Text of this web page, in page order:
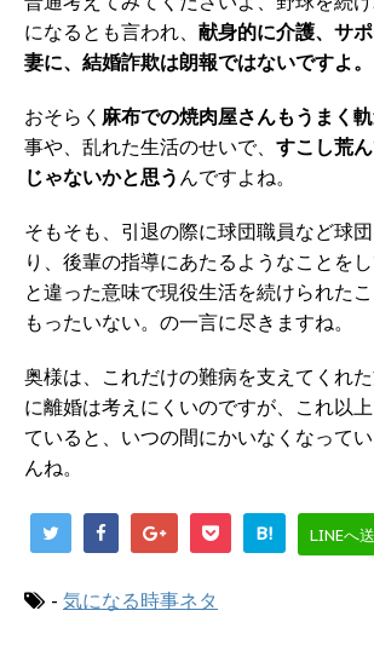
になるとも言われ、 献身的に介護、サ
妻に、結婚詐欺は朗報ではないですよ。
おそらく 麻布での焼肉屋さんもうまく
事や、乱れた生活のせいで、 すこし荒
じゃないかと思う んですよね。
そもそも、引退の際に球団職員など球
り、後輩の指導にあたるようなことを
と違った意味で現役生活を続けられたこ
もったいない。の一言に尽きますね。
奥様は、これだけの難病を支えてくれ
に離婚は考えにくいのですが、これ以
ていると、いつの間にかいなくなって
んね。
B! LINEへ
- 気になる時事ネタ